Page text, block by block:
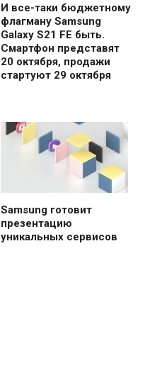
И все-таки бюджетному
флагману Samsung
Galaxy S21 FE быть.
Смартфон представят
20 октября, продажи
стартуют 29 октября
Samsung готовит
презентацию
уникальных сервисов